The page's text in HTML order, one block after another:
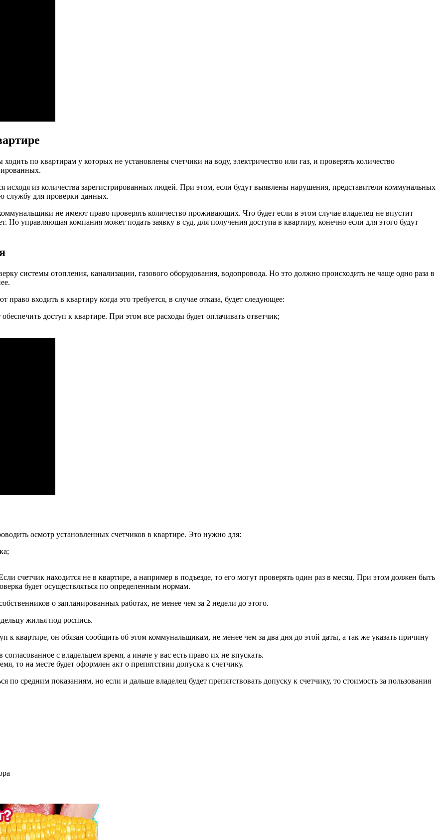
по квартирам у которых не установлены счетчики на воду, электричество или газ, и проверять количество
исходя из количества зарегистрированных людей. При этом, если будут выявлены нарушения, представители коммунальных
службу для проверки данных.
не имеют право проверять количество проживающих. Что будет если в этом случае владелец не впустит
Но управляющая компания может подать заявку в суд, для получения доступа в квартиру, конечно если для этого будут
системы отопления, канализации, газового оборудования, водопровода. Но это должно происходить не чаще одно раза в
входить в квартиру когда это требуется, в случае отказа, будет следующее:
доступ к квартире. При этом все расходы будет оплачивать ответчик;
осмотр установленных счетчиков в квартире. Это нужно для:
счетчик находится не в квартире, а например в подъезде, то его могут проверять один раз в месяц. При этом должен быть
будет осуществляться по определенным нормам.
о запланированных работах, не менее чем за 2 недели до этого.
жилья под роспись.
к квартире, он обязан сообщить об этом коммунальщикам, не менее чем за два дня до этой даты, а так же указать причину
с владельцем время, а иначе у вас есть право их не впускать.
то на месте будет оформлен акт о препятствии допуска к счетчику.
по средним показаниям, но если и дальше владелец будет препятствовать допуску к счетчику, то стоимость за пользования